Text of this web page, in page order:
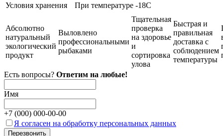
Условия хранения
При температуре -18С
Абсолютно
натуральный
экологический
продукт
Выловлено
профессиональными
рыбаками
Тщательная
проверка
на здоровье
и
сортировка
улова
Быстрая и
правильная
доставка с
соблюдением
температуры
Есть вопросы? Ответим на любые!
Имя
+7 (000) 000-00-00
Я согласен на обработку персональных данных